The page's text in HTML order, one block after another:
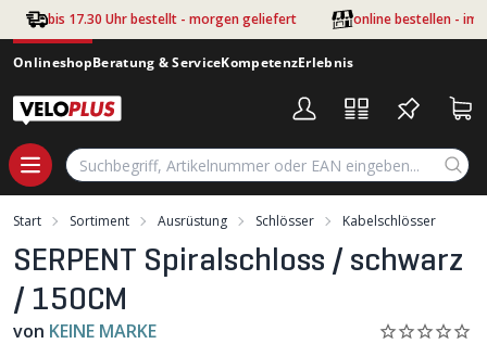
Zum Hauptinhalt springen
bis 17.30 Uhr bestellt - morgen geliefert online bestellen - im
OnlineshopBeratung & ServiceKompetenzErlebnis
Start Sortiment Ausrüstung Schlösser Kabelschlösser
SERPENT Spiralschloss / schwarz
/ 150CM
von KEINE MARKE